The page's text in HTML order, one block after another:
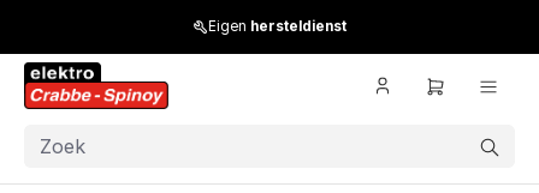
Eigen hersteldienst